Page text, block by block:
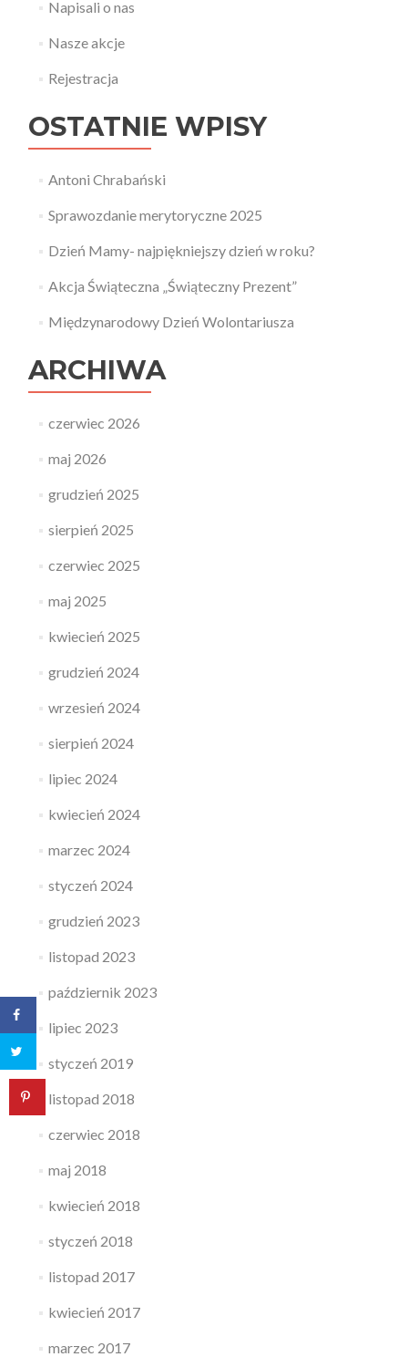
Napisali o nas
Nasze akcje
Rejestracja
OSTATNIE WPISY
Antoni Chrabański
Sprawozdanie merytoryczne 2025
Dzień Mamy- najpiękniejszy dzień w roku?
Akcja Świąteczna „Świąteczny Prezent”
Międzynarodowy Dzień Wolontariusza
ARCHIWA
czerwiec 2026
maj 2026
grudzień 2025
sierpień 2025
czerwiec 2025
maj 2025
kwiecień 2025
grudzień 2024
wrzesień 2024
sierpień 2024
lipiec 2024
kwiecień 2024
marzec 2024
styczeń 2024
grudzień 2023
listopad 2023
październik 2023
lipiec 2023
styczeń 2019
listopad 2018
czerwiec 2018
maj 2018
kwiecień 2018
styczeń 2018
listopad 2017
kwiecień 2017
marzec 2017